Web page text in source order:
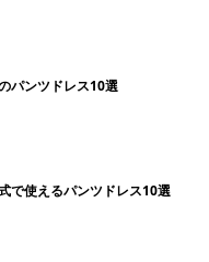
パンツドレス10選
で使えるパンツドレス10選